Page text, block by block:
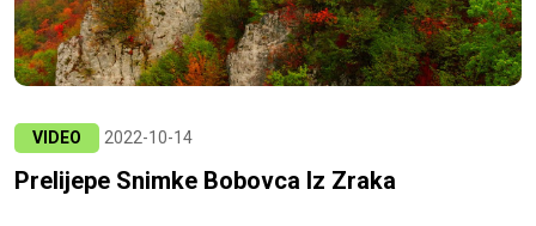
VIDEO 2022-10-14
Prelijepe Snimke Bobovca Iz Zraka